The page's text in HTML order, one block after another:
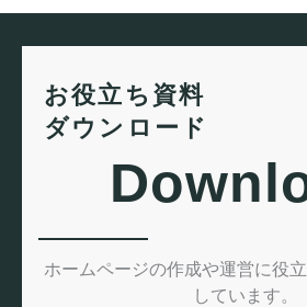
お役立ち資料
ダウンロード
ホームページの作成や運営に役
しています。